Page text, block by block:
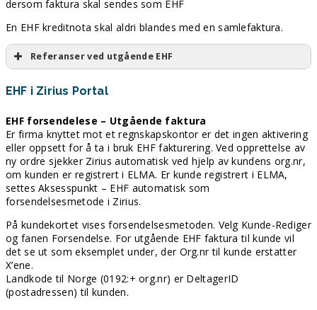
dersom faktura skal sendes som EHF
En EHF kreditnota skal aldri blandes med en samlefaktura.
Referanser ved utgående EHF
Kundens ref./kontakt ref.
PO Nummer/ PO nr
Prosjektnr
EHF i Zirius Portal
EHF forsendelese – Utgående faktura
Er firma knyttet mot et regnskapskontor er det ingen aktivering
eller oppsett for å ta i bruk EHF fakturering.Ved opprettelse av
ny ordre sjekker Zirius automatisk ved hjelp av kundens org.nr,
om kunden er registrert i ELMA. Er kunde registrert i ELMA,
settes Aksesspunkt – EHF automatisk som
forsendelsesmetode i Zirius.
På kundekortet vises forsendelsesmetoden. Velg Kunde-Rediger
og fanen Forsendelse. For utgående EHF faktura til kunde vil
det se ut som eksemplet under, der Org.nr til kunde erstatter
X’ene.
Landkode til Norge (0192:+ org.nr) er DeltagerID
(postadressen) til kunden.